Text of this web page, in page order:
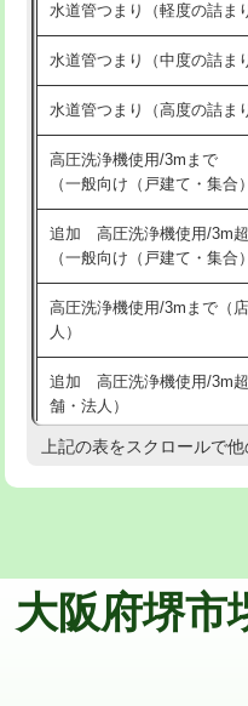
洗面台設置
化粧台設置
追加人工
廃棄・処分
※給水管工事は20mmまで
交換・取付(排水栓・排水ト
持込商品取付（混合水栓）
持込商品取付（浄水器・分
業）
排水管工事（追加 排水管
え）
マス交換（土の掘削・埋め
マス交換（深さ50㎝以上）
コンクリート斫り（厚さ10
水道管つまり（軽度の詰ま
水道管つまり（中度の詰ま
水道管つまり（高度の詰ま
高圧洗浄機使用/3mまで
（一般向け（戸建て・集合
追加 高圧洗浄機使用/3m超
（一般向け（戸建て・集合
高圧洗浄機使用/3mまで（
人）
追加 高圧洗浄機使用/3m
舗・法人）
高度高圧洗浄換
追加トーラー機使用/3m超
上記の表をスクロールで他
大阪府堺市